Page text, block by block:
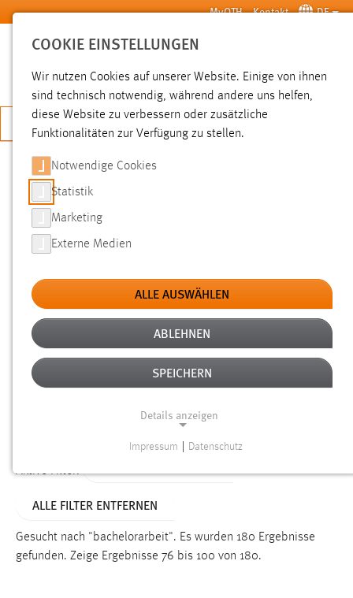
Zum Hauptinhalt springen MyOTH Kontakt DE
SUCHE
JETZT BEWERBEN
SUCHE
FILTER
Typ
Erstellungsdatum
Alter
Aktive Filter:
ALLE FILTER ENTFERNEN
Gesucht nach "bachelorarbeit". Es wurden 180 Ergebnisse
gefunden. Zeige Ergebnisse 76 bis 100 von 180.
COOKIE EINSTELLUNGEN
Wir nutzen Cookies auf unserer Website. Einige von ihnen
sind technisch notwendig, während andere uns helfen,
diese Website zu verbessern oder zusätzliche
Funktionalitäten zur Verfügung zu stellen.
Notwendige Cookies
Statistik
Marketing
Externe Medien
ALLE AUSWÄHLEN
ABLEHNEN
SPEICHERN
Details anzeigen
Funktionen und sind für die einwandfreie Funktion der
Einverständnis
Impressum Datenschutz